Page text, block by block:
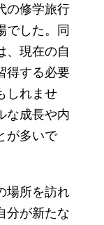
の修学旅行
でした。同
、現在の自
得する必要
しれませ
な成長や内
が多いで
場所を訪れ
分が新たな